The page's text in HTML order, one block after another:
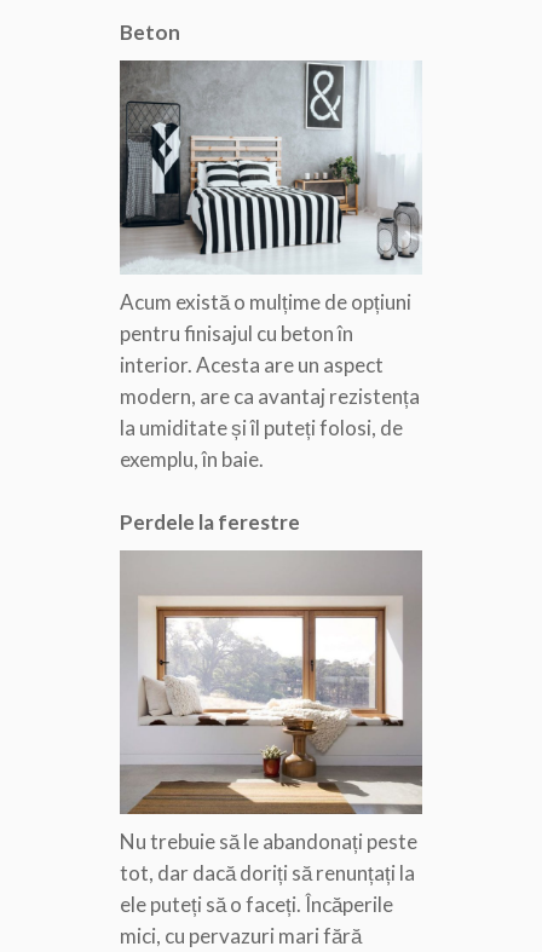
Beton
Acum există o mulțime de opțiuni
pentru finisajul cu beton în
interior. Acesta are un aspect
modern, are ca avantaj rezistența
la umiditate și îl puteți folosi, de
exemplu, în baie.
Perdele la ferestre
Nu trebuie să le abandonați peste
tot, dar dacă doriți să renunțați la
ele puteți să o faceți. Încăperile
mici, cu pervazuri mari fără